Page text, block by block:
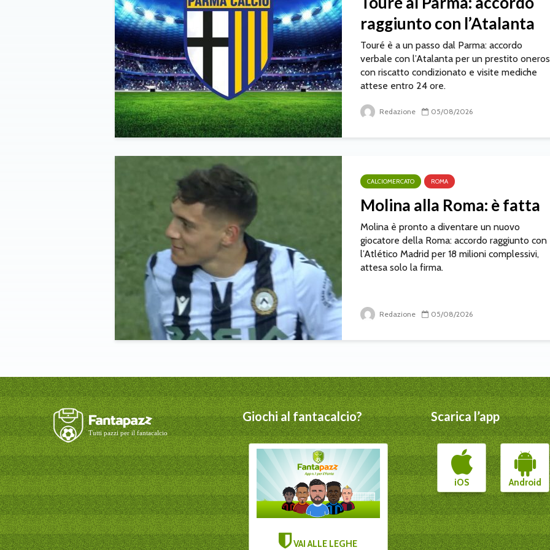
raggiunto con l’Atalanta
Touré è a un passo dal Parma: accordo
verbale con l’Atalanta per un prestito
con riscatto condizionato e visite mediche
attese entro 24 ore.
Redazione 05/08/2026
CALCIOMERCATO ROMA
Molina alla Roma: è fatta
Molina è pronto a diventare un nuovo
giocatore della Roma: accordo raggiunto con
l’Atlético Madrid per 18 milioni complessivi,
attesa solo la firma.
Redazione 05/08/2026
Giochi al fantacalcio?
VAI ALLE LEGHE
Scarica l’app
iOS Android